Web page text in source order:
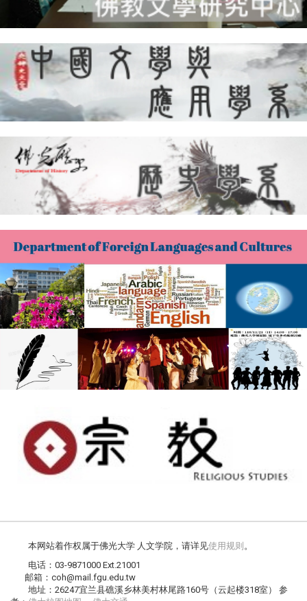
本网站着作权属于佛光大学 人文学院，请详见使用规则 。
电话：03-9871000 Ext.21001
邮箱：coh@mail.fgu.edu.tw
地址：26247宜兰县礁溪乡林美村林尾路160号（云起楼318室） 参